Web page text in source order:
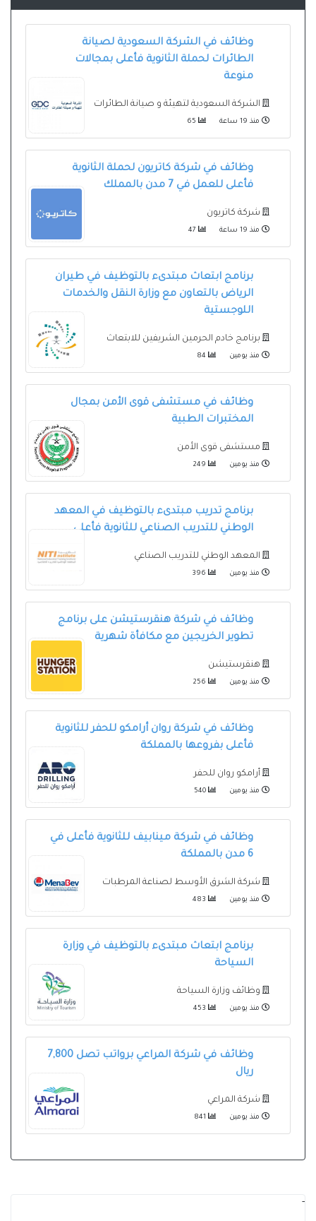
وظائف في الشركة السعودية لصيانة
الطائرات لحملة الثانوية فأعلى بمجالات
منوعة
الشركة السعودية لتهيئة و صيانة الطائرات
منذ 19 ساعة
وظائف في شركة كاتريون لحملة الثانوية
فأعلى للعمل في 7 مدن بالمملك
شركة كاتريون
منذ 19 ساعة
برنامج ابتعاث مبتدىء بالتوظيف في طيران
الرياض بالتعاون مع وزارة النقل والخدمات
اللوجستية
برنامج خادم الحرمين الشريفين للابتعاث
منذ يومين
وظائف في مستشفى قوى الأمن بمجال
المختبرات الطبية
مستشفى قوى الأمن
منذ يومين
برنامج تدريب مبتدىء بالتوظيف في المعهد
الوطني للتدريب الصناعي للثانوية فأعلى
المعهد الوطني للتدريب الصناعي
منذ يومين
وظائف في شركة هنقرستيشن على برنامج
تطوير الخريجين مع مكافأة شهرية
هنقرستيشن
منذ يومين
وظائف في شركة روان أرامكو للحفر للثانوية
فأعلى بفروعها بالمملكة
أرامكو روان للحفر
منذ يومين
وظائف في شركة مينابيف للثانوية فأعلى في
6 مدن بالمملكة
شركة الشرق الأوسط لصناعة المرطبات
منذ يومين
برنامج ابتعاث مبتدىء بالتوظيف في وزارة
السياحة
وظائف وزارة السياحة
منذ يومين
وظائف في شركة المراعي برواتب تصل 7,800
ريال
شركة المراعي
منذ يومين
-